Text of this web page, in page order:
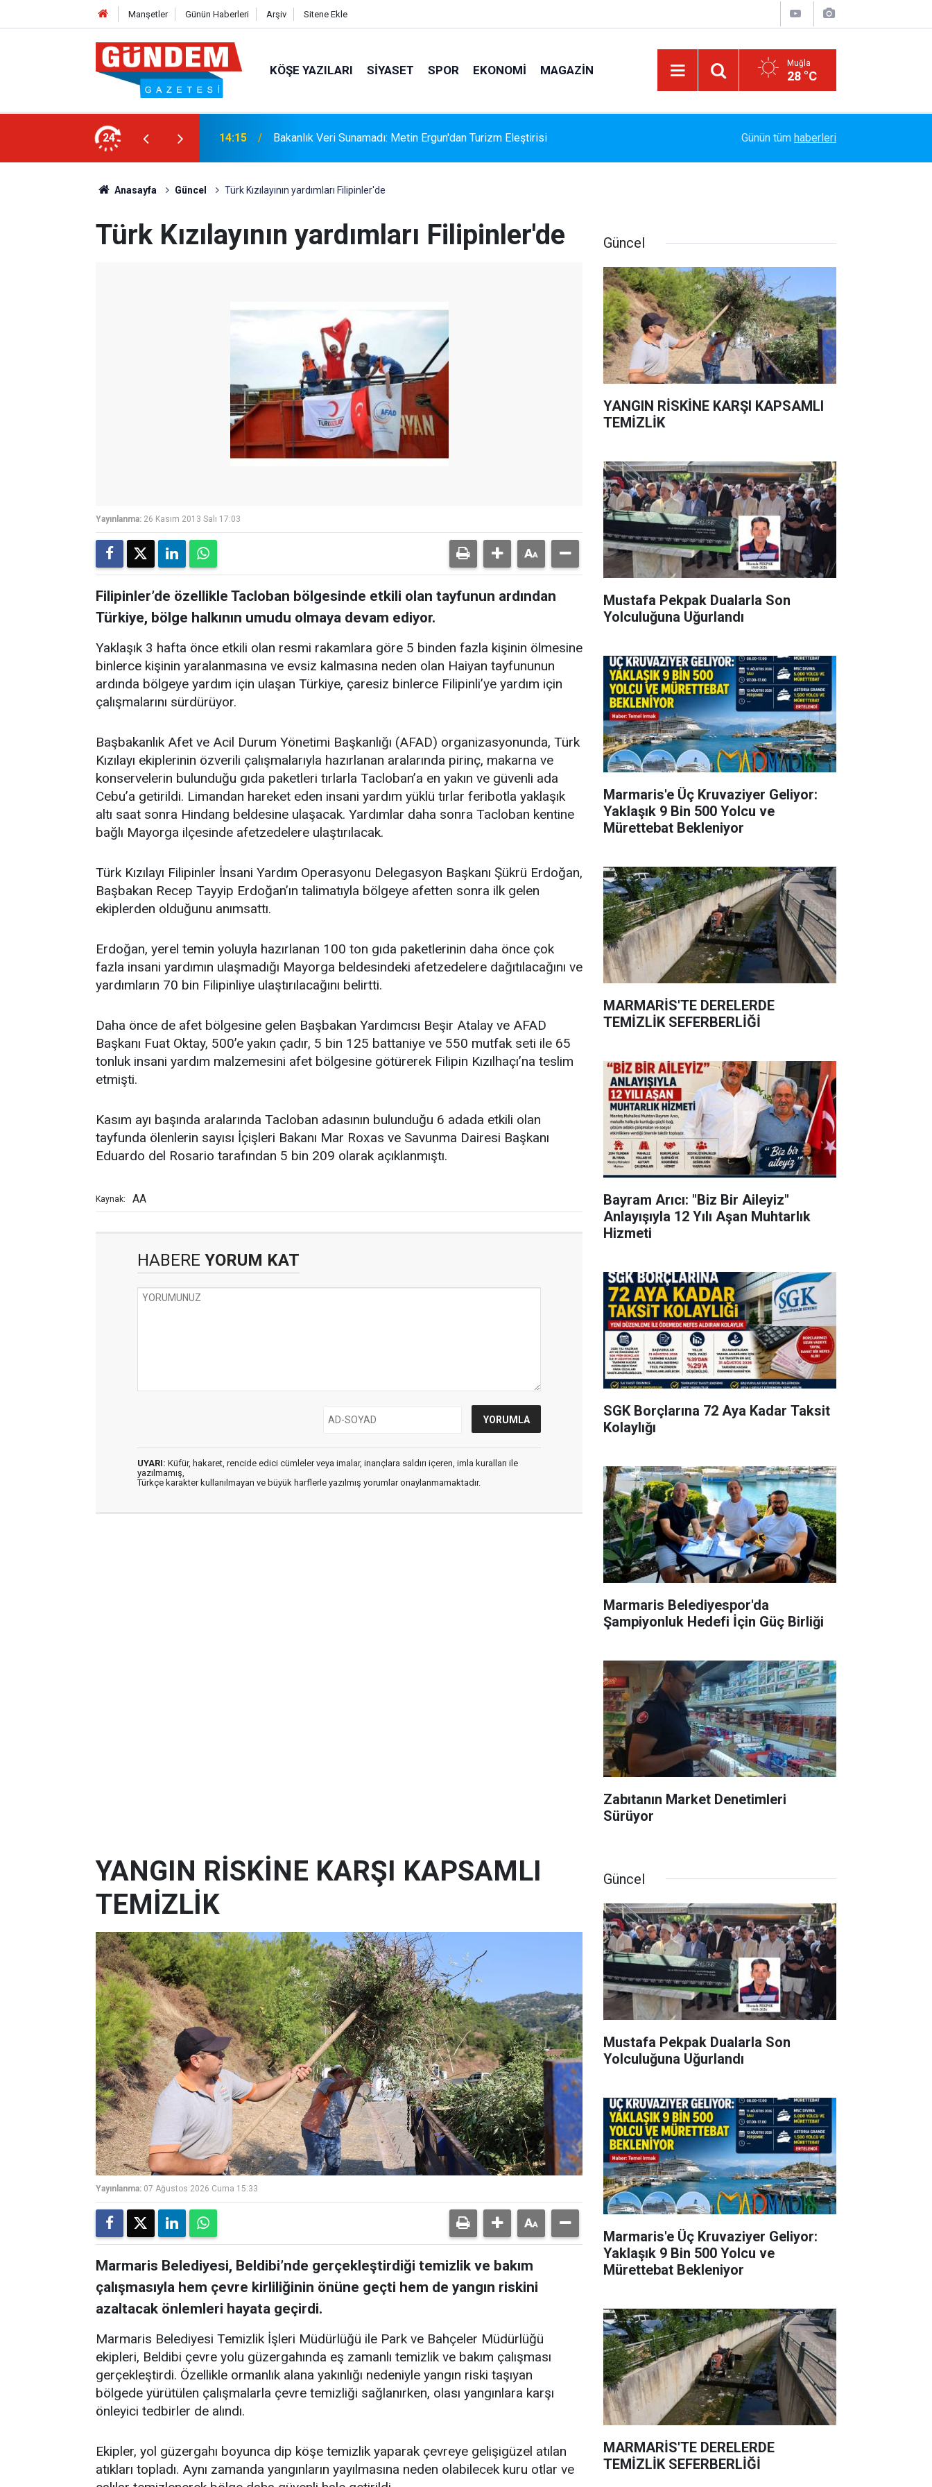
Manşetler Günün Haberleri Arşiv Sitene Ekle
KÖŞE YAZILARI SIYASET SPOR EKONOMI MAGAZIN Muğla
28 °C
24
Gelişim Ligi İçin Başvurusunu
14:15 Bakanlık Veri Sunamadı: Metin Ergun'dan Turizm Eleştirisi
Vazgeç Gel"
Günün tüm haberleri
Anasayfa Güncel Türk Kızılayının yardımları Filipinler'de
Türk Kızılayının yardımları Filipinler'de
Yayınlanma: 26 Kasım 2013 Salı 17:03
Filipinler’de özellikle Tacloban bölgesinde etkili olan tayfunun ardından
Türkiye, bölge halkının umudu olmaya devam ediyor.
Yaklaşık 3 hafta önce etkili olan resmi rakamlara göre 5 binden fazla kişinin ölmesine
binlerce kişinin yaralanmasına ve evsiz kalmasına neden olan Haiyan tayfununun
ardında bölgeye yardım için ulaşan Türkiye, çaresiz binlerce Filipinli’ye yardım için
çalışmalarını sürdürüyor.
Başbakanlık Afet ve Acil Durum Yönetimi Başkanlığı (AFAD) organizasyonunda, Türk
Kızılayı ekiplerinin özverili çalışmalarıyla hazırlanan aralarında pirinç, makarna ve
konservelerin bulunduğu gıda paketleri tırlarla Tacloban’a en yakın ve güvenli ada
Cebu’a getirildi. Limandan hareket eden insani yardım yüklü tırlar feribotla yaklaşık
altı saat sonra Hindang beldesine ulaşacak. Yardımlar daha sonra Tacloban kentine
bağlı Mayorga ilçesinde afetzedelere ulaştırılacak.
Türk Kızılayı Filipinler İnsani Yardım Operasyonu Delegasyon Başkanı Şükrü Erdoğan,
Başbakan Recep Tayyip Erdoğan’ın talimatıyla bölgeye afetten sonra ilk gelen
ekiplerden olduğunu anımsattı.
Erdoğan, yerel temin yoluyla hazırlanan 100 ton gıda paketlerinin daha önce çok
fazla insani yardımın ulaşmadığı Mayorga beldesindeki afetzedelere dağıtılacağını ve
yardımların 70 bin Filipinliye ulaştırılacağını belirtti.
Daha önce de afet bölgesine gelen Başbakan Yardımcısı Beşir Atalay ve AFAD
Başkanı Fuat Oktay, 500’e yakın çadır, 5 bin 125 battaniye ve 550 mutfak seti ile 65
tonluk insani yardım malzemesini afet bölgesine götürerek Filipin Kızılhaçı’na teslim
etmişti.
Kasım ayı başında aralarında Tacloban adasının bulunduğu 6 adada etkili olan
tayfunda ölenlerin sayısı İçişleri Bakanı Mar Roxas ve Savunma Dairesi Başkanı
Eduardo del Rosario tarafından 5 bin 209 olarak açıklanmıştı.
Kaynak: AA
HABERE YORUM KAT
UYARI: Küfür, hakaret, rencide edici cümleler veya imalar, inançlara saldırı içeren, imla kuralları ile
yazılmamış,
Türkçe karakter kullanılmayan ve büyük harflerle yazılmış yorumlar onaylanmamaktadır.
Güncel
YANGIN RİSKİNE KARŞI KAPSAMLI
TEMİZLİK
Mustafa Pekpak Dualarla Son
Yolculuğuna Uğurlandı
Marmaris'e Üç Kruvaziyer Geliyor:
Yaklaşık 9 Bin 500 Yolcu ve
Mürettebat Bekleniyor
MARMARİS'TE DERELERDE
TEMİZLİK SEFERBERLİĞİ
Bayram Arıcı: "Biz Bir Aileyiz"
Anlayışıyla 12 Yılı Aşan Muhtarlık
Hizmeti
SGK Borçlarına 72 Aya Kadar Taksit
Kolaylığı
Marmaris Belediyespor'da
Şampiyonluk Hedefi İçin Güç Birliği
Zabıtanın Market Denetimleri
Sürüyor
YANGIN RİSKİNE KARŞI KAPSAMLI
TEMİZLİK
Yayınlanma: 07 Ağustos 2026 Cuma 15:33
Marmaris Belediyesi, Beldibi’nde gerçekleştirdiği temizlik ve bakım
çalışmasıyla hem çevre kirliliğinin önüne geçti hem de yangın riskini
azaltacak önlemleri hayata geçirdi.
Marmaris Belediyesi Temizlik İşleri Müdürlüğü ile Park ve Bahçeler Müdürlüğü
ekipleri, Beldibi çevre yolu güzergahında eş zamanlı temizlik ve bakım çalışması
gerçekleştirdi. Özellikle ormanlık alana yakınlığı nedeniyle yangın riski taşıyan
bölgede yürütülen çalışmalarla çevre temizliği sağlanırken, olası yangınlara karşı
önleyici tedbirler de alındı.
Ekipler, yol güzergahı boyunca dip köşe temizlik yaparak çevreye gelişigüzel atılan
atıkları topladı. Aynı zamanda yangınların yayılmasına neden olabilecek kuru otlar ve
Güncel
Mustafa Pekpak Dualarla Son
Yolculuğuna Uğurlandı
Marmaris'e Üç Kruvaziyer Geliyor:
Yaklaşık 9 Bin 500 Yolcu ve
Mürettebat Bekleniyor
MARMARİS'TE DERELERDE
TEMİZLİK SEFERBERLİĞİ